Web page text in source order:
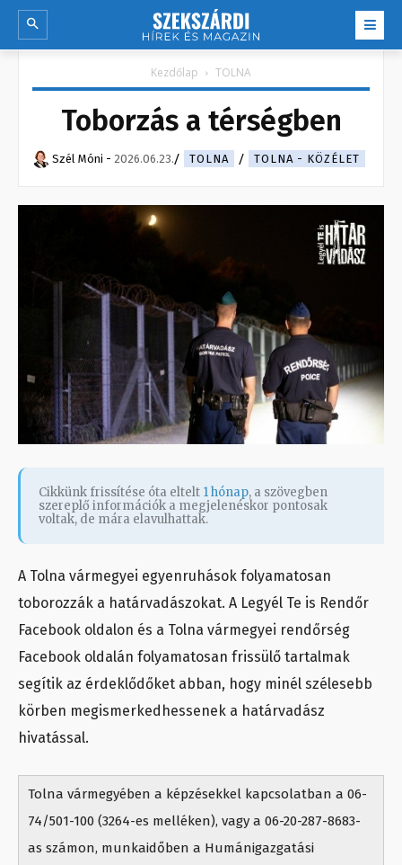
Kezdőlap TOLNA
Toborzás a térségben
Szél Móni - 2026.06.23. TOLNA TOLNA - KÖZÉLET
Cikkünk frissítése óta eltelt 1 hónap, a szövegben
szereplő információk a megjelenéskor pontosak
voltak, de mára elavulhattak.
A Tolna vármegyei egyenruhások folyamatosan
toborozzák a határvadászokat. A Legyél Te is Rendőr
Facebook oldalon és a Tolna vármegyei rendőrség
Facebook oldalán folyamatosan frissülő tartalmak
segítik az érdeklődőket abban, hogy minél szélesebb
körben megismerkedhessenek a határvadász
hivatással.
Tolna vármegyében a képzésekkel kapcsolatban a 06-
74/501-100 (3264-es melléken), vagy a 06-20-287-8683-
as számon, munkaidőben a Humánigazgatási